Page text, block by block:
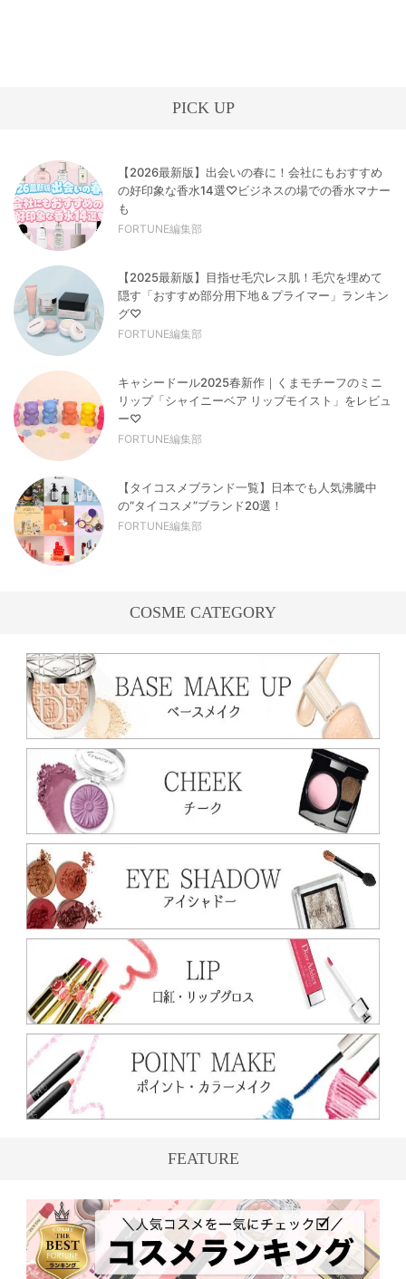
PICK UP
【2026最新版】出会いの春に！会社にもおすすめ
の好印象な香水14選♡ビジネスの場での香水マナー
も
FORTUNE編集部
【2025最新版】目指せ毛穴レス肌！毛穴を埋めて
隠す「おすすめ部分用下地＆プライマー」ランキン
グ♡
FORTUNE編集部
キャシードール2025春新作｜くまモチーフのミニ
リップ「シャイニーベア リップモイスト」をレビュ
ー♡
FORTUNE編集部
【タイコスメブランド一覧】日本でも人気沸騰中
の“タイコスメ”ブランド20選！
FORTUNE編集部
COSME CATEGORY
FEATURE